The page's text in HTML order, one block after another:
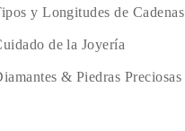
y Longitudes de Cadenas
de la Joyería
& Piedras Preciosas